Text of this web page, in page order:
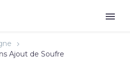
Ajout de Soufre